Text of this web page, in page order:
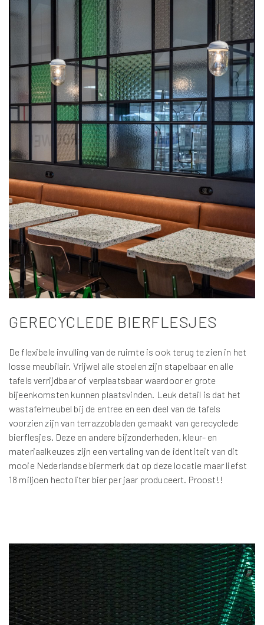
GERECYCLEDE BIERFLESJES
De flexibele invulling van de ruimte is ook terug te zien in het
losse meubilair. Vrijwel alle stoelen zijn stapelbaar en alle
tafels verrijdbaar of verplaatsbaar waardoor er grote
bijeenkomsten kunnen plaatsvinden. Leuk detail is dat het
wastafelmeubel bij de entree en een deel van de tafels
voorzien zijn van terrazzobladen gemaakt van gerecyclede
bierflesjes. Deze en andere bijzonderheden, kleur- en
materiaalkeuzes zijn een vertaling van de identiteit van dit
mooie Nederlandse biermerk dat op deze locatie maar liefst
18 miljoen hectoliter bier per jaar produceert. Proost!!